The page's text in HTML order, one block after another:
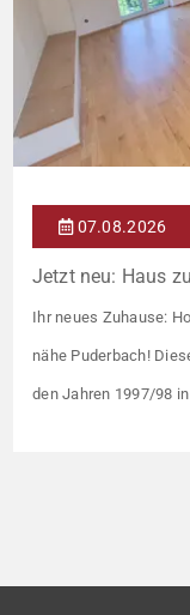
07.08.2026
Jetzt neu: Haus
Ihr neues Zuhause:
nähe Puderbach!
den Jahren 1997/98